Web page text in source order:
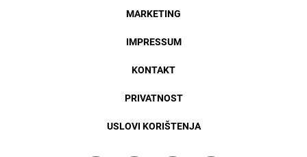
MARKETING
IMPRESSUM
KONTAKT
PRIVATNOST
USLOVI KORIŠTENJA